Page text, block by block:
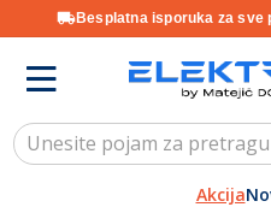
Besplatna isporuka za sve
Akcija